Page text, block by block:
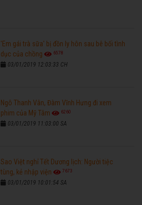
'Em gái trà sữa' bị đồn ly hôn sau bê bối tình
dục của chồng
6578
03/01/2019 12:03:33 CH
Ngô Thanh Vân, Đàm Vĩnh Hưng đi xem
phim của Mỹ Tâm
6260
03/01/2019 11:03:00 SA
Sao Việt nghỉ Tết Dương lịch: Người tiệc
tùng, kẻ nhập viện
7673
03/01/2019 10:01:54 SA